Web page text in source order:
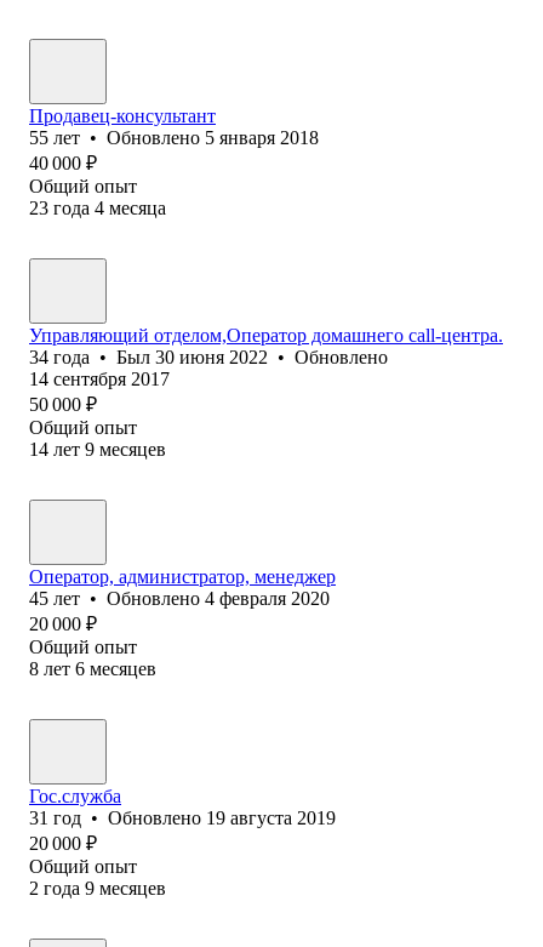
Продавец-консультант
55 лет • Обновлено 5 января 2018
40 000 ₽
Общий опыт
23 года 4 месяца
Управляющий отделом,Оператор домашнего call-центра.
34 года • Был 30 июня 2022 • Обновлено
14 сентября 2017
50 000 ₽
Общий опыт
14 лет 9 месяцев
Оператор, администратор, менеджер
45 лет • Обновлено 4 февраля 2020
20 000 ₽
Общий опыт
8 лет 6 месяцев
Гос.служба
31 год • Обновлено 19 августа 2019
20 000 ₽
Общий опыт
2 года 9 месяцев